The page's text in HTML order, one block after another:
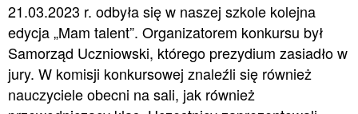
21.03.2023 r. odbyła się w naszej szkole kolejna
edycja „Mam talent”. Organizatorem konkursu był
Samorząd Uczniowski, którego prezydium zasiadło w
jury. W komisji konkursowej znaleźli się również
nauczyciele obecni na sali, jak również